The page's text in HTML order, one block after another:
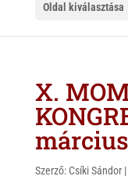
Oldal kiválasztása
X.
Szerző: Csíki Sándor|